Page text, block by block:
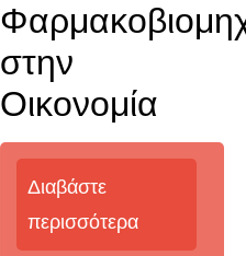
στην
Οικονομία
Διαβάστε
περισσότερα